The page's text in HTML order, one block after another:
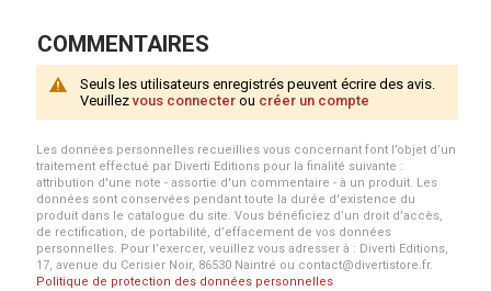
COMMENTAIRES
Seuls les utilisateurs enregistrés peuvent écrire des avis.
Veuillezvous connecter ou créer un compte
Les données personnelles recueillies vous concernant font l’objet d’un
traitement effectué par Diverti Editions pour la finalité suivante :
attribution d'une note - assortie d'un commentaire - à un produit. Les
données sont conservées pendant toute la durée d'existence du
produit dans le catalogue du site. Vous bénéficiez d’un droit d’accès,
de rectification, de portabilité, d’effacement de vos données
personnelles. Pour l’exercer, veuillez vous adresser à : Diverti Editions,
17, avenue du Cerisier Noir, 86530 Naintré ou contact@divertistore.fr.
Politique de protection des données personnelles